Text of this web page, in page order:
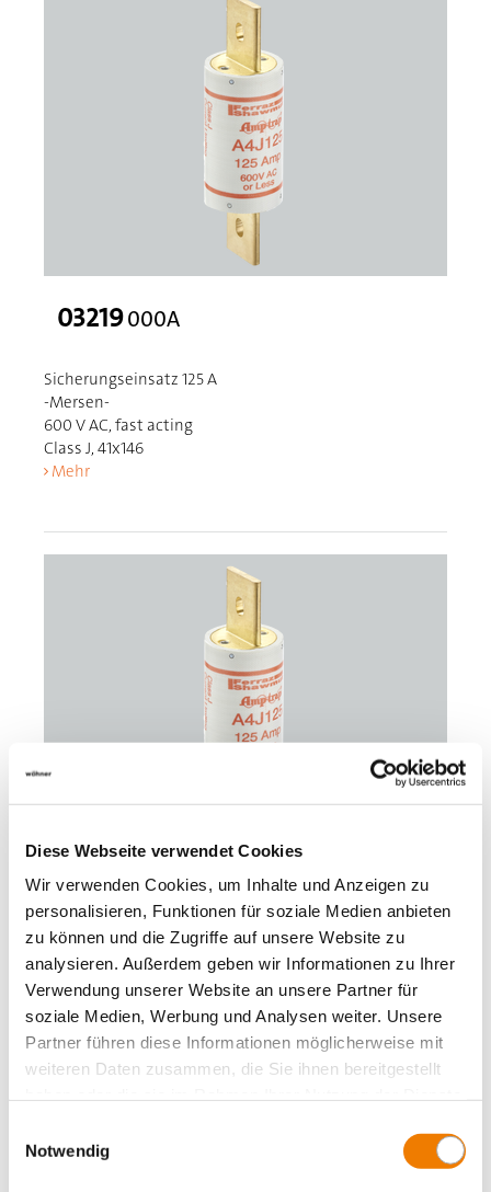
Diese Webseite verwendet Cookies
Wir verwenden Cookies, um Inhalte und Anzeigen zu
personalisieren, Funktionen für soziale Medien anbieten
zu können und die Zugriffe auf unsere Website zu
analysieren. Außerdem geben wir Informationen zu Ihrer
Verwendung unserer Website an unsere Partner für
soziale Medien, Werbung und Analysen weiter. Unsere
Partner führen diese Informationen möglicherweise mit
weiteren Daten zusammen, die Sie ihnen bereitgestellt
Notwendig
03219000A
Sicherungseinsatz 125 A
-Mersen-
600 V AC, fast acting
Class J, 41x146
Mehr
03220000A
Sicherungseinsatz 150 A
-Mersen-
600 V AC, fast acting
Class J, 41x146
Mehr